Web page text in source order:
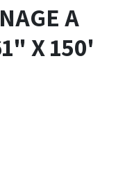
A
X 150'